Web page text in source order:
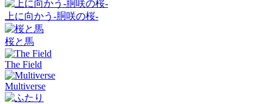
上に向かう-胴咲の桜-
桜と馬
The Field
Multiverse